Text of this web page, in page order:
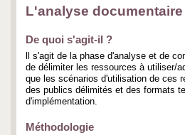
L'analyse documentaire
De quoi s'agit-il ?
ll s'agit de la phase d'analyse et de
de délimiter les ressources à utiliser/
que les scénarios d'utilisation de ces
des publics délimités et des formats
d'implémentation.
Méthodologie